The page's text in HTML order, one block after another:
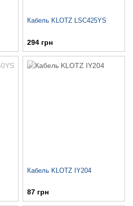
Кабель KLOTZ LSC425YS
294 грн
Кабель KLOTZ IY204
87 грн